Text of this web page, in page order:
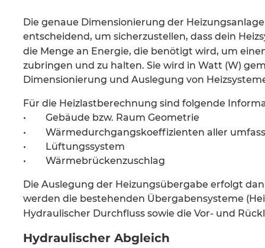
Die genaue Dimensionierung der
entscheidend, um sicherzustellen, dass dein
die Menge an Energie, die benötigt wird, um
zubringen und zu halten. Sie wird in Watt (W)
Dimensionierung und Auslegung von
Für die Heizlastberechnung sind folgende
•
Gebäude bzw. Raum Geometrie
•
Wärmedurchgangskoeffizienten aller
•
Lüftungssystem
•
Wärmebrückenzuschlag
Die Auslegung der Heizungsübergabe erfolgt
werden die bestehenden Übergabensysteme
Hydraulischer Durchfluss sowie die Vor- und
Hydraulischer Abgleich